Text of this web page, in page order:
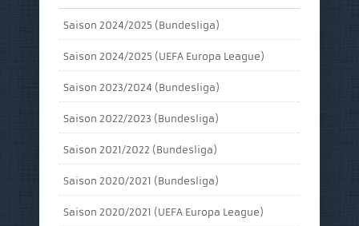
Saison 2024/2025 (Bundesliga)
Saison 2024/2025 (UEFA Europa League)
Saison 2023/2024 (Bundesliga)
Saison 2022/2023 (Bundesliga)
Saison 2021/2022 (Bundesliga)
Saison 2020/2021 (Bundesliga)
Saison 2020/2021 (UEFA Europa League)